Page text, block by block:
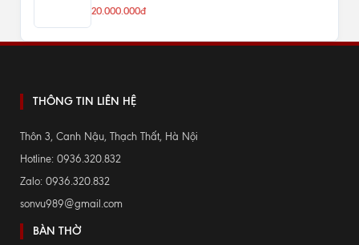
20.000.000đ
THÔNG TIN LIÊN HỆ
Thôn 3, Canh Nậu, Thạch Thất, Hà Nội
Hotline: 0936.320.832
Zalo: 0936.320.832
sonvu989@gmail.com
BÀN THỜ